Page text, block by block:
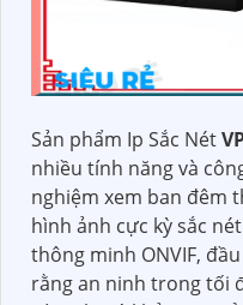
Sản phẩm Ip Sắc Nét
nhiều tính năng và
nghiệm xem ban đêm
hình ảnh cực kỳ sắc
thông minh ONVIF,
rằng an ninh trong tối